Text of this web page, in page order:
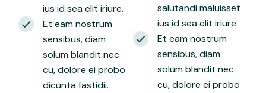
ius id sea elit iriure.
Et eam nostrum
sensibus, diam
solum blandit nec
cu, dolore ei probo
dicunta fastidii.
salutandi maluisset
ius id sea elit iriure.
Et eam nostrum
sensibus, diam
solum blandit nec
cu, dolore ei probo